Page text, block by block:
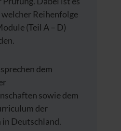
Reihenfolge
(Teil A – D)
dem
sowie dem
der
Deutschland.